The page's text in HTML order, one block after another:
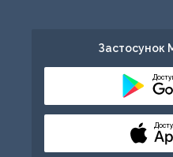
Застосунок